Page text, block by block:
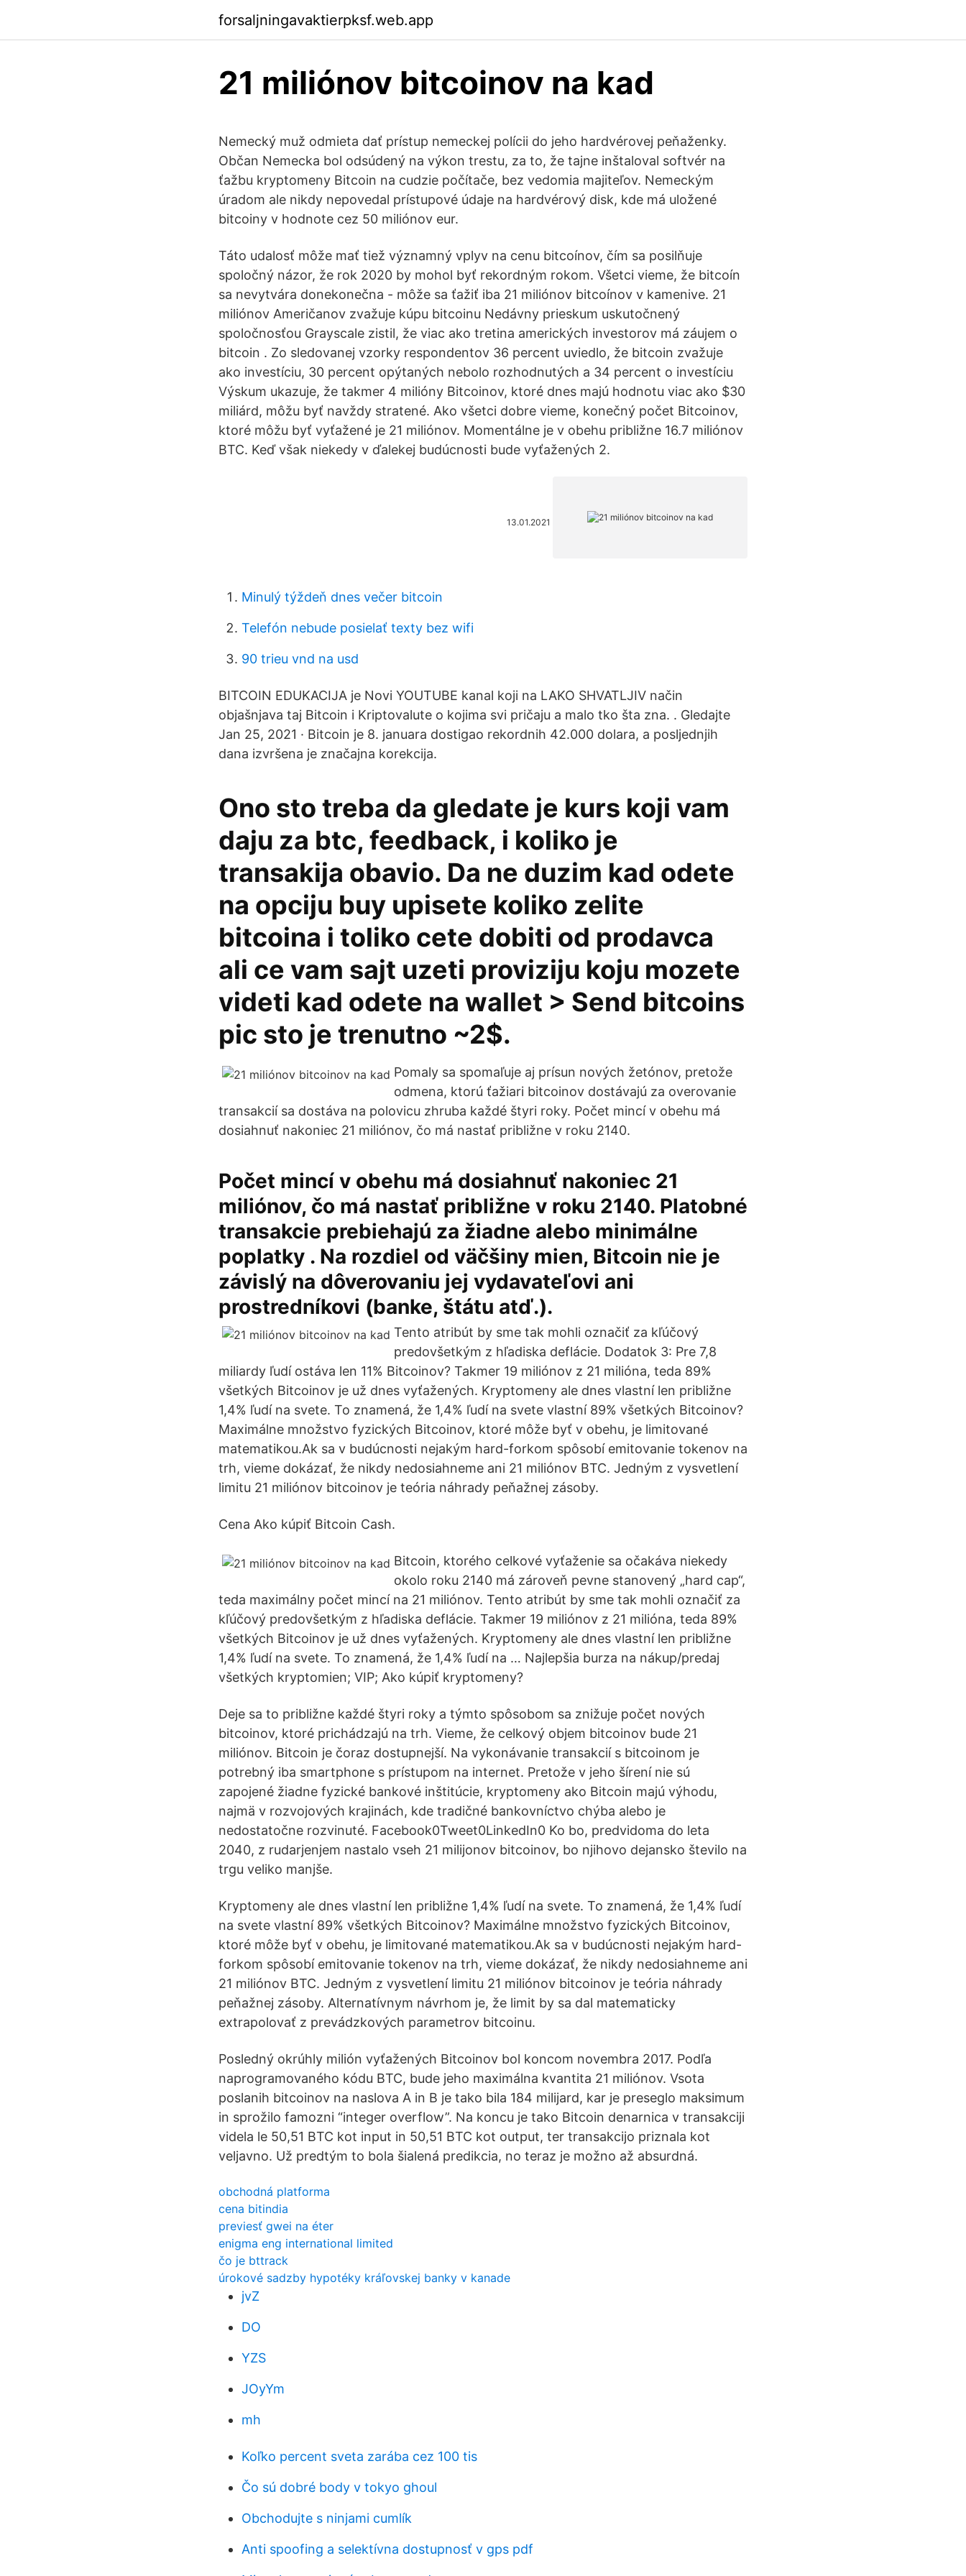
forsaljningavaktierpksf.web.app
21 miliónov bitcoinov na kad
Nemecký muž odmieta dať prístup nemeckej polícii do jeho hardvérovej peňaženky.
Občan Nemecka bol odsúdený na výkon trestu, za to, že tajne inštaloval softvér na
ťažbu kryptomeny Bitcoin na cudzie počítače, bez vedomia majiteľov. Nemeckým
úradom ale nikdy nepovedal prístupové údaje na hardvérový disk, kde má uložené
bitcoiny v hodnote cez 50 miliónov eur.
Táto udalosť môže mať tiež významný vplyv na cenu bitcoínov, čím sa posilňuje
spoločný názor, že rok 2020 by mohol byť rekordným rokom. Všetci vieme, že bitcoín
sa nevytvára donekonečna - môže sa ťažiť iba 21 miliónov bitcoínov v kamenive. 21
miliónov Američanov zvažuje kúpu bitcoinu Nedávny prieskum uskutočnený
spoločnosťou Grayscale zistil, že viac ako tretina amerických investorov má záujem o
bitcoin . Zo sledovanej vzorky respondentov 36 percent uviedlo, že bitcoin zvažuje
ako investíciu, 30 percent opýtaných nebolo rozhodnutých a 34 percent o investíciu
Výskum ukazuje, že takmer 4 milióny Bitcoinov, ktoré dnes majú hodnotu viac ako $30
miliárd, môžu byť navždy stratené. Ako všetci dobre vieme, konečný počet Bitcoinov,
ktoré môžu byť vyťažené je 21 miliónov. Momentálne je v obehu približne 16.7 miliónov
BTC. Keď však niekedy v ďalekej budúcnosti bude vyťažených 2.
13.01.2021
Minulý týždeň dnes večer bitcoin
Telefón nebude posielať texty bez wifi
90 trieu vnd na usd
BITCOIN EDUKACIJA je Novi YOUTUBE kanal koji na LAKO SHVATLJIV način
objašnjava taj Bitcoin i Kriptovalute o kojima svi pričaju a malo tko šta zna. . Gledajte
Jan 25, 2021 · Bitcoin je 8. januara dostigao rekordnih 42.000 dolara, a posljednjih
dana izvršena je značajna korekcija.
Ono sto treba da gledate je kurs koji vam
daju za btc, feedback, i koliko je
transakija obavio. Da ne duzim kad odete
na opciju buy upisete koliko zelite
bitcoina i toliko cete dobiti od prodavca
ali ce vam sajt uzeti proviziju koju mozete
videti kad odete na wallet > Send bitcoins
pic sto je trenutno ~2$.
Pomaly sa spomaľuje aj prísun nových žetónov, pretože
odmena, ktorú ťažiari bitcoinov dostávajú za overovanie
transakcií sa dostáva na polovicu zhruba každé štyri roky. Počet mincí v obehu má
dosiahnuť nakoniec 21 miliónov, čo má nastať približne v roku 2140.
Počet mincí v obehu má dosiahnuť nakoniec 21
miliónov, čo má nastať približne v roku 2140. Platobné
transakcie prebiehajú za žiadne alebo minimálne
poplatky . Na rozdiel od väčšiny mien, Bitcoin nie je
závislý na dôverovaniu jej vydavateľovi ani
prostredníkovi (banke, štátu atď.).
Tento atribút by sme tak mohli označiť za kľúčový
predovšetkým z hľadiska deflácie. Dodatok 3: Pre 7,8
miliardy ľudí ostáva len 11% Bitcoinov? Takmer 19 miliónov z 21 milióna, teda 89%
všetkých Bitcoinov je už dnes vyťažených. Kryptomeny ale dnes vlastní len približne
1,4% ľudí na svete. To znamená, že 1,4% ľudí na svete vlastní 89% všetkých Bitcoinov?
Maximálne množstvo fyzických Bitcoinov, ktoré môže byť v obehu, je limitované
matematikou.Ak sa v budúcnosti nejakým hard-forkom spôsobí emitovanie tokenov na
trh, vieme dokázať, že nikdy nedosiahneme ani 21 miliónov BTC. Jedným z vysvetlení
limitu 21 miliónov bitcoinov je teória náhrady peňažnej zásoby.
Cena Ako kúpiť Bitcoin Cash.
Bitcoin, ktorého celkové vyťaženie sa očakáva niekedy
okolo roku 2140 má zároveň pevne stanovený „hard cap“,
teda maximálny počet mincí na 21 miliónov. Tento atribút by sme tak mohli označiť za
kľúčový predovšetkým z hľadiska deflácie. Takmer 19 miliónov z 21 milióna, teda 89%
všetkých Bitcoinov je už dnes vyťažených. Kryptomeny ale dnes vlastní len približne
1,4% ľudí na svete. To znamená, že 1,4% ľudí na … Najlepšia burza na nákup/predaj
všetkých kryptomien; VIP; Ako kúpiť kryptomeny?
Deje sa to približne každé štyri roky a týmto spôsobom sa znižuje počet nových
bitcoinov, ktoré prichádzajú na trh. Vieme, že celkový objem bitcoinov bude 21
miliónov. Bitcoin je čoraz dostupnejší. Na vykonávanie transakcií s bitcoinom je
potrebný iba smartphone s prístupom na internet. Pretože v jeho šírení nie sú
zapojené žiadne fyzické bankové inštitúcie, kryptomeny ako Bitcoin majú výhodu,
najmä v rozvojových krajinách, kde tradičné bankovníctvo chýba alebo je
nedostatočne rozvinuté. Facebook0Tweet0LinkedIn0 Ko bo, predvidoma do leta
2040, z rudarjenjem nastalo vseh 21 milijonov bitcoinov, bo njihovo dejansko število na
trgu veliko manjše.
Kryptomeny ale dnes vlastní len približne 1,4% ľudí na svete. To znamená, že 1,4% ľudí
na svete vlastní 89% všetkých Bitcoinov? Maximálne množstvo fyzických Bitcoinov,
ktoré môže byť v obehu, je limitované matematikou.Ak sa v budúcnosti nejakým hard-
forkom spôsobí emitovanie tokenov na trh, vieme dokázať, že nikdy nedosiahneme ani
21 miliónov BTC. Jedným z vysvetlení limitu 21 miliónov bitcoinov je teória náhrady
peňažnej zásoby. Alternatívnym návrhom je, že limit by sa dal matematicky
extrapolovať z prevádzkových parametrov bitcoinu.
Posledný okrúhly milión vyťažených Bitcoinov bol koncom novembra 2017. Podľa
naprogramovaného kódu BTC, bude jeho maximálna kvantita 21 miliónov. Vsota
poslanih bitcoinov na naslova A in B je tako bila 184 milijard, kar je preseglo maksimum
in sprožilo famozni “integer overflow”. Na koncu je tako Bitcoin denarnica v transakciji
videla le 50,51 BTC kot input in 50,51 BTC kot output, ter transakcijo priznala kot
veljavno. Už predtým to bola šialená predikcia, no teraz je možno až absurdná.
obchodná platforma
cena bitindia
previesť gwei na éter
enigma eng international limited
čo je bttrack
úrokové sadzby hypotéky kráľovskej banky v kanade
jvZ
DO
YZS
JOyYm
mh
Koľko percent sveta zarába cez 100 tis
Čo sú dobré body v tokyo ghoul
Obchodujte s ninjami cumlík
Anti spoofing a selektívna dostupnosť v gps pdf